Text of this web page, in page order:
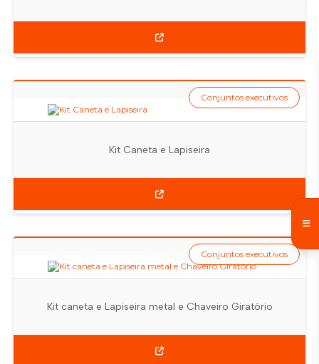
Kit Caneta e Lapiseira
Conjuntos executivos
Kit caneta e Lapiseira metal e Chaveiro Giratório
Conjuntos executivos